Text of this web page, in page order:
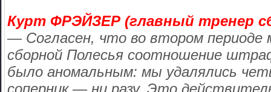
Курт ФРЭЙЗЕР (главный тренер
— Согласен, что во втором периоде
сборной Полесья соотношение
было аномальным: мы удалялись
соперник — ни разу. Это